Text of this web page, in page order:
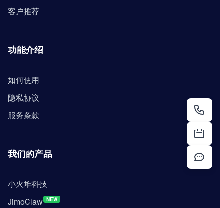
客户推荐
功能介绍
如何使用
隐私协议
服务条款
我们的产品
小火堆科技
JimoClaw NEW